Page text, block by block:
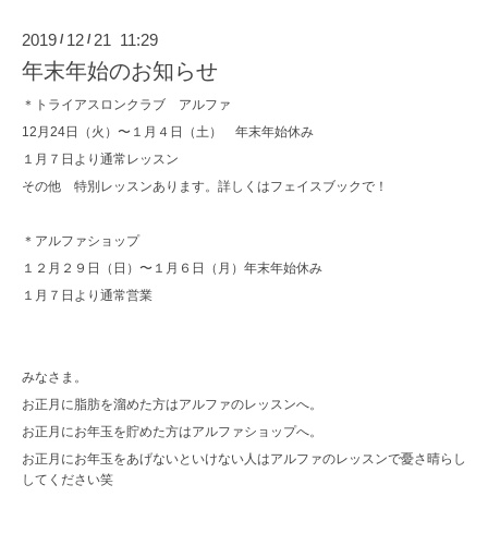
2019 / 12 / 21 11:29
年末年始のお知らせ
＊トライアスロンクラブ アルファ
12月24日（火）〜１月４日（土） 年末年始休み
１月７日より通常レッスン
その他 特別レッスンあります。詳しくはフェイスブックで！
＊アルファショップ
１２月２９日（日）〜１月６日（月）年末年始休み
１月７日より通常営業
みなさま。
お正月に脂肪を溜めた方はアルファのレッスンへ。
お正月にお年玉を貯めた方はアルファショップへ。
お正月にお年玉をあげないといけない人はアルファのレッスンで憂さ晴らし
してください笑